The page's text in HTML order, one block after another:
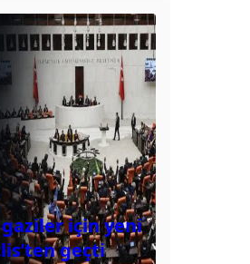
için yeni
geçti